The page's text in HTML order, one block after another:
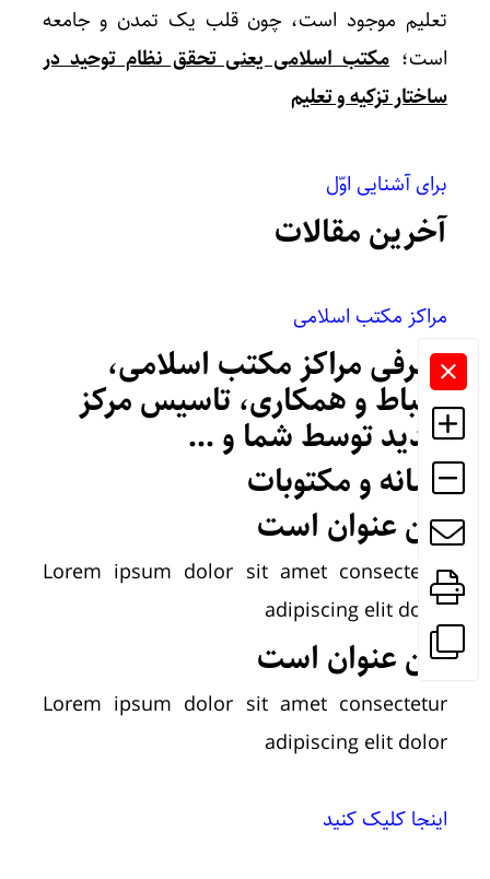
و
تعلیم
تعلیم موجود است، چون قلب یک تمدن و جامعه
است؛مکتب اسلامی یعنی تحقق نظام توحید در
ساختار تزکیه و تعلیم
برای آشنایی اوّل
آخرین مقالات
مراکز مکتب اسلامی
معرفی مراکز مکتب اسلامی،
ارتباط و همکاری، تاسیس مرکز
جدید توسط شما و …
رسانه و مکتوبات
این عنوان است
Lorem ipsum dolor sit amet consectetur
adipiscing elit dolor
این عنوان است
Lorem ipsum dolor sit amet consectetur
adipiscing elit dolor
اینجا کلیک کنید